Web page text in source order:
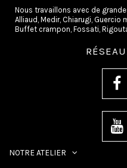
Nous travaillons avec de
Alliaud, Medir, Chiarugi, Guercio
Buffet crampon, Fossati,
NOTRE ATELIER